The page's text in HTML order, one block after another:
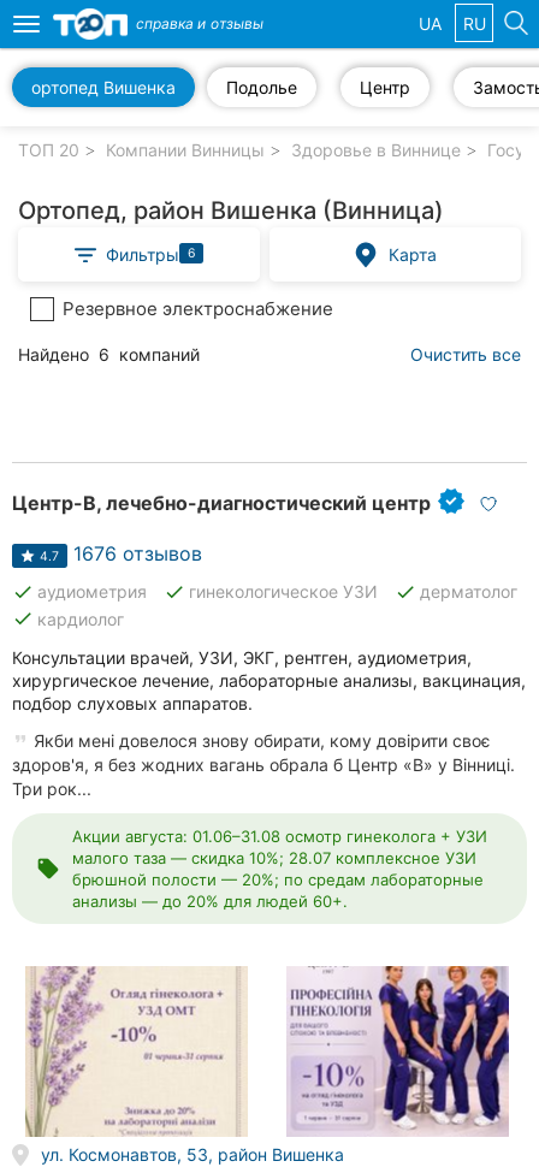
компании
Частные
клиники
Автошколы
Рестораны
Все
рубрики
города:
Винница
Тернополь
Хмельницкий
Ровно
Одесса
Toggle
navigation
справка и отзывы UA RU
Подолье
ортопед Вишенка Центр
ТОП 20 Компании Винницы Здоровье в Виннице
Ортопед, район Вишенка (Винница)
Фильтры 6 Карта
Резервное электроснабжение
Найдено 6 компаний Очистить все
Центр-B, лечебно-диагностический центр
4.7 1676 отзывов
done аудиометрия done гинекологическое УЗИ done дерматолог
done кардиолог
Консультации врачей, УЗИ, ЭКГ, рентген, аудиометрия,
хирургическое лечение, лабораторные анализы, вакцинация,
подбор слуховых аппаратов.
Якби мені довелося знову обирати, кому довірити своє
здоров'я, я без жодних вагань обрала б Центр «В» у Вінниці.
Три рок...
local_offer
Акции августа: 01.06–31.08 осмотр гинеколога + УЗИ
малого таза — скидка 10%; 28.07 комплексное УЗИ
брюшной полости — 20%; по средам лабораторные
анализы — до 20% для людей 60+.
ул. Космонавтов, 53, район Вишенка